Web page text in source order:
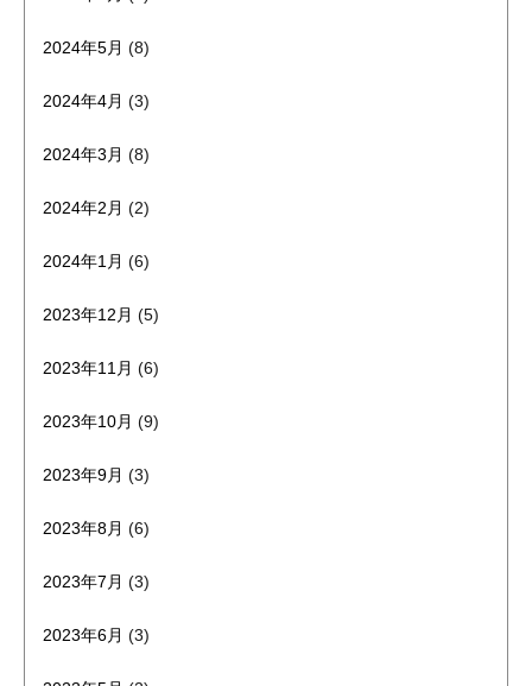
2024年5月 (8)
2024年4月 (3)
2024年3月 (8)
2024年2月 (2)
2024年1月 (6)
2023年12月 (5)
2023年11月 (6)
2023年10月 (9)
2023年9月 (3)
2023年8月 (6)
2023年7月 (3)
2023年6月 (3)